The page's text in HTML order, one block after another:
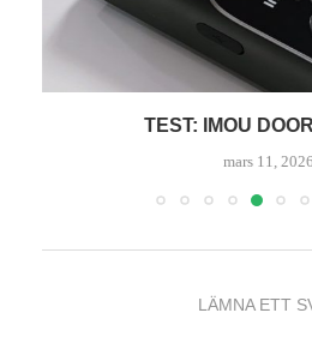
TEST: IMOU
mars 11, 2026
LÄMNA ETT